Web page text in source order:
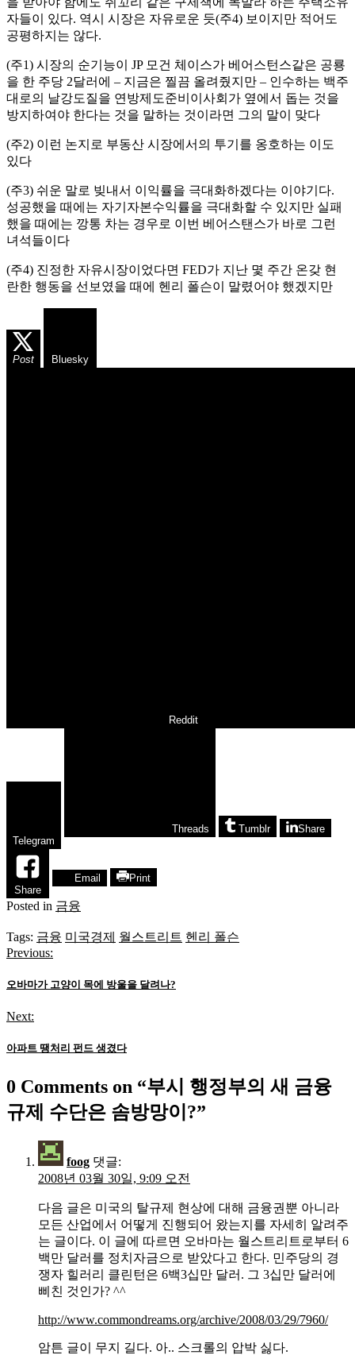
자들이 있다. 역시 시장은 자유로운 듯(주4) 보이지만 적어도
공평하지는 않다.
(주1) 시장의 순기능이 JP 모건 체이스가 베어스턴스같은 공룡
을 한 주당 2달러에 – 지금은 찔끔 올려줬지만 – 인수하는 백주
대로의 날강도질을 연방제도준비이사회가 옆에서 돕는 것을
방지하여야 한다는 것을 말하는 것이라면 그의 말이 맞다
(주2) 이런 논지로 부동산 시장에서의 투기를 옹호하는 이도
있다
(주3) 쉬운 말로 빚내서 이익률을 극대화하겠다는 이야기다.
성공했을 때에는 자기자본수익률을 극대화할 수 있지만 실패
했을 때에는 깡통 차는 경우로 이번 베어스탠스가 바로 그런
녀석들이다
(주4) 진정한 자유시장이었다면 FED가 지난 몇 주간 온갖 현
란한 행동을 선보였을 때에 헨리 폴슨이 말렸어야 했겠지만
Post Bluesky
Reddit
Telegram
Threads Tumblr Share
Share
Email Print
Posted in 금융
Tags: 금융 미국경제 월스트리트 헨리 폴슨
글
탐
색
Previous:
오바마가 고양이 목에 방울을 달려나?
Next:
아파트 땡처리 펀드 생겼다
0 Comments on “부시 행정부의 새 금융
규제 수단은 솜방망이?”
foog 댓글:
2008년 03월 30일, 9:09 오전
다음 글은 미국의 탈규제 현상에 대해 금융권뿐 아니라
모든 산업에서 어떻게 진행되어 왔는지를 자세히 알려주
는 글이다. 이 글에 따르면 오바마는 월스트리트로부터 6
백만 달러를 정치자금으로 받았다고 한다. 민주당의 경
쟁자 힐러리 클린턴은 6백3십만 달러. 그 3십만 달러에
삐친 것인가? ^^
http://www.commondreams.org/archive/2008/03/29/7960/
암튼 글이 무지 길다. 아.. 스크롤의 압박 싫다.